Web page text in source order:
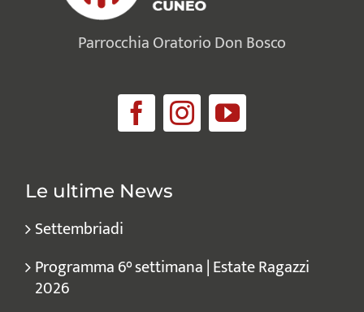
Parrocchia Oratorio Don Bosco
Le ultime News
Settembriadi
Programma 6° settimana | Estate Ragazzi
2026